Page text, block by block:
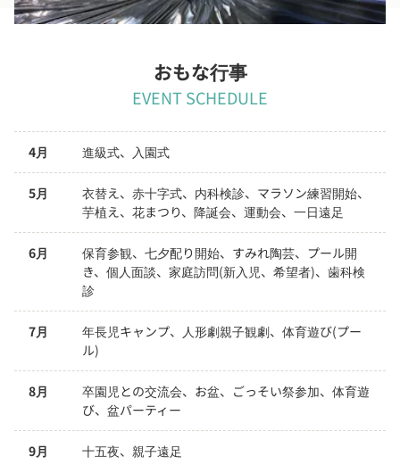
おもな行事
EVENT SCHEDULE
4月 進級式、入園式
5月
衣替え、赤十字式、内科検診、マラソン練習開始、
芋植え、花まつり、降誕会、運動会、一日遠足
6月
保育参観、七夕配り開始、すみれ陶芸、プール開
き、個人面談、家庭訪問(新入児、希望者)、歯科検
診
7月
年長児キャンプ、人形劇親子観劇、体育遊び(プー
ル)
8月
卒園児との交流会、お盆、ごっそい祭参加、体育遊
び、盆パーティー
9月 十五夜、親子遠足